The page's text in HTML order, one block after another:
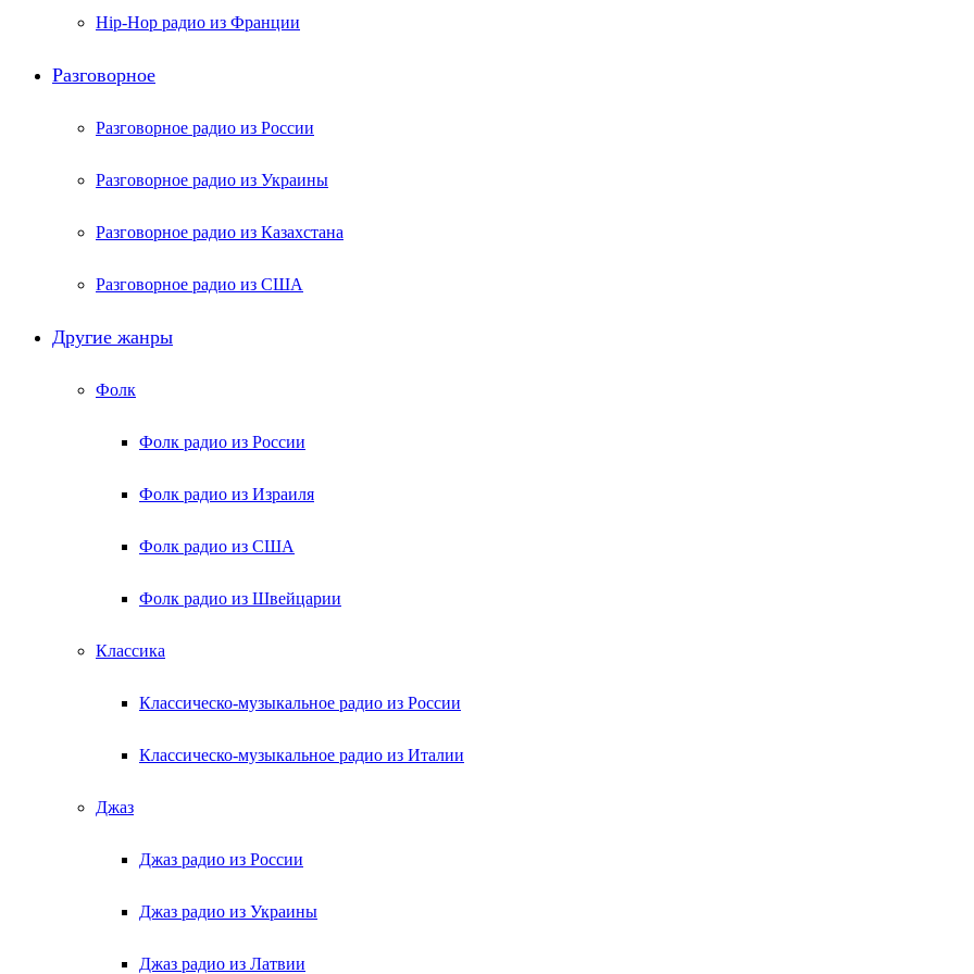
Hip-Hop радио из Франции
Разговорное
Разговорное радио из России
Разговорное радио из Украины
Разговорное радио из Казахстана
Разговорное радио из США
Другие жанры
Фолк
Фолк радио из России
Фолк радио из Израиля
Фолк радио из США
Фолк радио из Швейцарии
Классика
Классическо-музыкальное радио из России
Классическо-музыкальное радио из Италии
Джаз
Джаз радио из России
Джаз радио из Украины
Джаз радио из Латвии